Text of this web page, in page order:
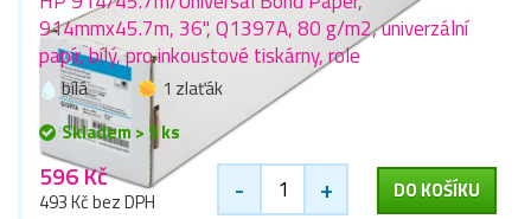
914mmx45.7m, 36", Q1397A, 80 g/m2, univerzální
papír, bílý, pro inkoustové tiskárny, role
bílá
1 zlaťák
Skladem > 9 ks
596 Kč
493 Kč bez DPH - + DO KOŠÍKU